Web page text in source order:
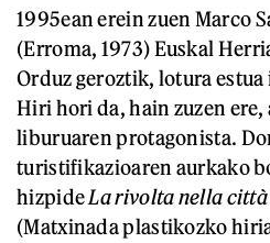
1995ean erein zuen Marco
(Erroma, 1973) Euskal
Orduz geroztik, lotura
Hiri hori da, hain zuzen
liburuaren protagonista.
turistifikazioaren aurkako
hizpideLa rivolta nella
(Matxinada plastikozko